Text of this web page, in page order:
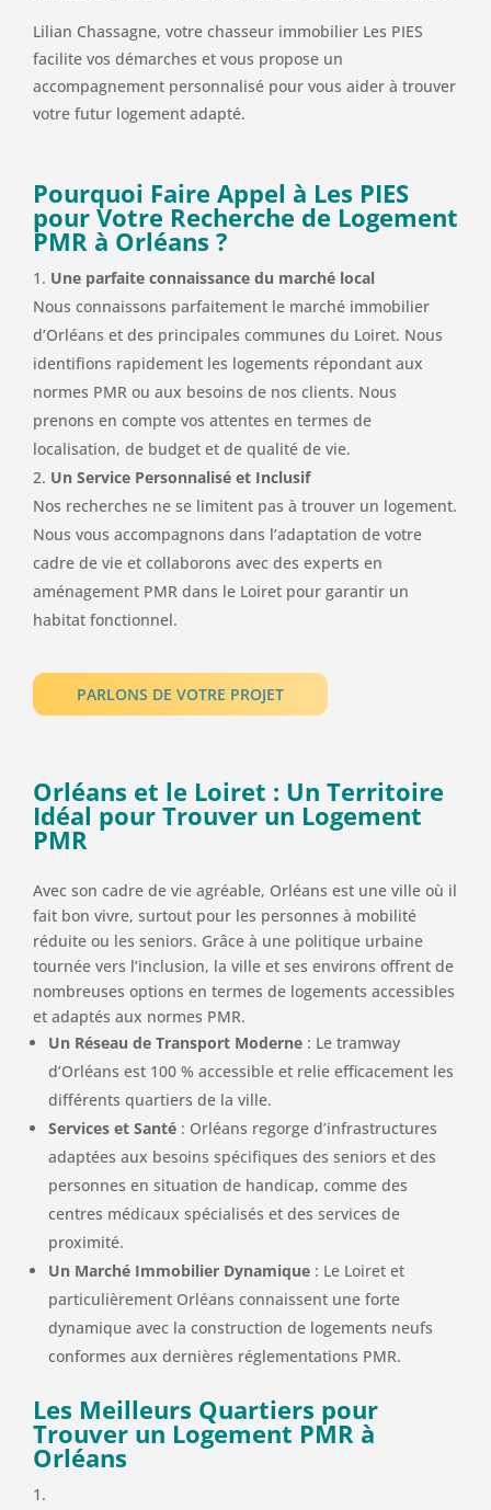
Lilian Chassagne, votre chasseur immobilier Les PIES
facilite vos démarches et vous propose un
accompagnement personnalisé pour vous aider à trouver
votre futur logement adapté.
Pourquoi Faire Appel à Les PIES
pour Votre Recherche de Logement
PMR à Orléans ?
Une parfaite connaissance du marché local
Nous connaissons parfaitement le marché immobilier
d’Orléans et des principales communes du Loiret. Nous
identifions rapidement les logements répondant aux
normes PMR ou aux besoins de nos clients. Nous
prenons en compte vos attentes en termes de
localisation, de budget et de qualité de vie.
Un Service Personnalisé et Inclusif
Nos recherches ne se limitent pas à trouver un logement.
Nous vous accompagnons dans l’adaptation de votre
cadre de vie et collaborons avec des experts en
aménagement PMR dans le Loiret pour garantir un
habitat fonctionnel.
PARLONS DE VOTRE PROJET
Orléans et le Loiret : Un Territoire
Idéal pour Trouver un Logement
PMR
Avec son cadre de vie agréable, Orléans est une ville où il
fait bon vivre, surtout pour les personnes à mobilité
réduite ou les seniors. Grâce à une politique urbaine
tournée vers l’inclusion, la ville et ses environs offrent de
nombreuses options en termes de logements accessibles
et adaptés aux normes PMR.
Un Réseau de Transport Moderne : Le tramway
d’Orléans est 100 % accessible et relie efficacement les
différents quartiers de la ville.
Services et Santé : Orléans regorge d’infrastructures
adaptées aux besoins spécifiques des seniors et des
personnes en situation de handicap, comme des
centres médicaux spécialisés et des services de
proximité.
Un Marché Immobilier Dynamique : Le Loiret et
particulièrement Orléans connaissent une forte
dynamique avec la construction de logements neufs
conformes aux dernières réglementations PMR.
Les Meilleurs Quartiers pour
Trouver un Logement PMR à
Orléans